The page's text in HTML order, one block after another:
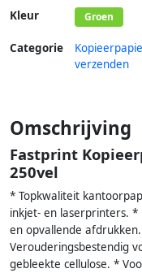
Kleur Groen
Categorie
verzenden
Omschrijving
Fastprint
250vel
* Topkwaliteit
inkjet- en laserprinters.
en opvallende
Verouderingsbestendig
gebleekte cellulose. *